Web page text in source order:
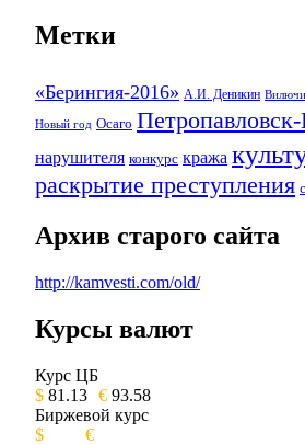
Метки
«Берингия-2016» А.И. Деникин
Новый год Осаго
нарушителя конкурс кража
раскрытие преступления
Архив старого сайта
http://kamvesti.com/old/
ОБЩЕСТВЕННО-
Курсы валют
Курс ЦБ
$ 81.13 € 93.58
Биржевой курс
$
€